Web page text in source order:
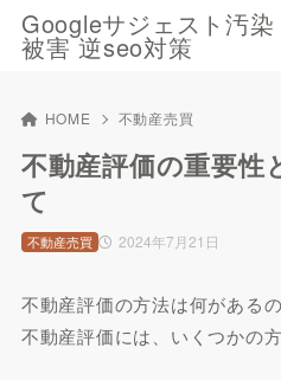
Googleサジェスト汚
被害 逆seo対策
HOME 不動産売買
不動産評価の重要性
て
2024年7月21日
不動産売買
不動産評価の方法は何がある
不動産評価には、いくつかの